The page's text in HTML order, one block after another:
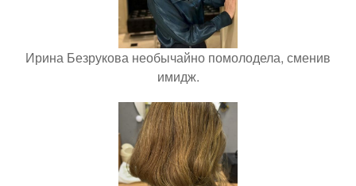
Ирина Безрукова необычайно помолодела, сменив
имидж.